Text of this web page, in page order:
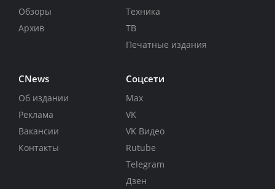
Обзоры
Архив
Техника
ТВ
Печатные издания
CNews
Об издании
Реклама
Вакансии
Контакты
Соцсети
Max
VK
VK Видео
Rutube
Telegram
Дзен